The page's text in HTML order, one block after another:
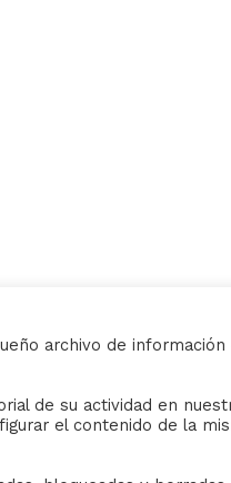
de la ciudad de
archivo de
de su actividad en
el contenido de la